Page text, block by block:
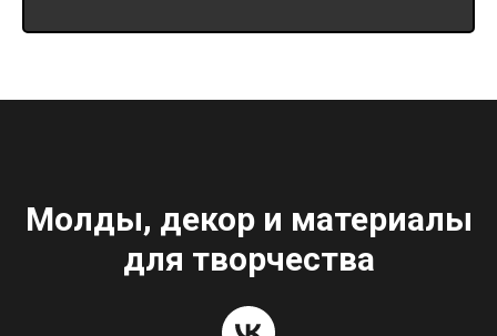
Молды, декор и материалы
для творчества